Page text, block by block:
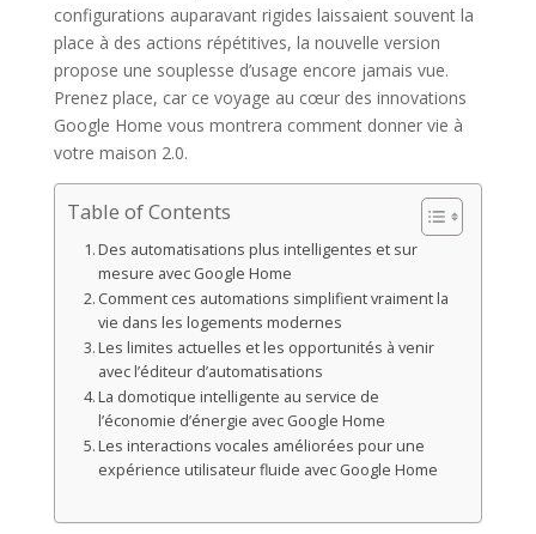
configurations auparavant rigides laissaient souvent la
place à des actions répétitives, la nouvelle version
propose une souplesse d’usage encore jamais vue.
Prenez place, car ce voyage au cœur des innovations
Google Home vous montrera comment donner vie à
votre maison 2.0.
Table of Contents
Des automatisations plus intelligentes et sur
mesure avec Google Home
Comment ces automations simplifient vraiment la
vie dans les logements modernes
Les limites actuelles et les opportunités à venir
avec l’éditeur d’automatisations
La domotique intelligente au service de
l’économie d’énergie avec Google Home
Les interactions vocales améliorées pour une
expérience utilisateur fluide avec Google Home